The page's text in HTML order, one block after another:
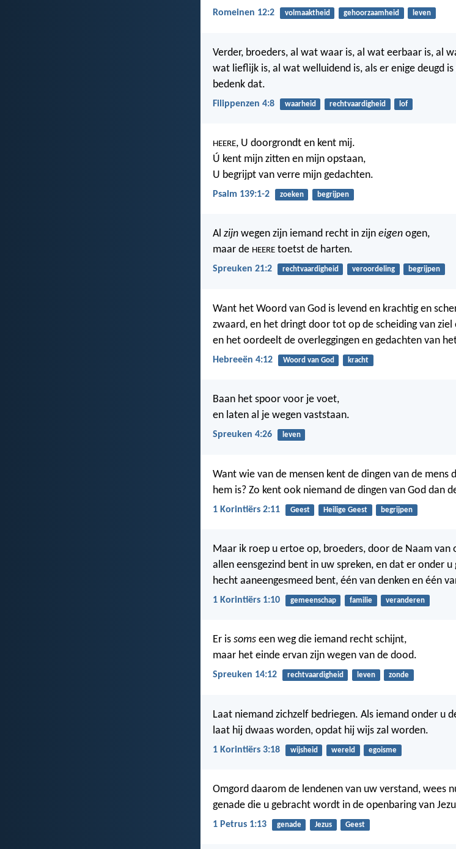
Romeinen 12:2 volmaaktheid gehoorzaamheid leven
Verder, broeders, al wat waar is, al wat eerbaar is, al
wat lieflijk is, al wat welluidend is, als er enige deugd
bedenk dat.
Filippenzen 4:8 waarheid rechtvaardigheid lof
HEERE, U doorgrondt en kent mij.
Ú kent mijn zitten en mijn opstaan,
U begrijpt van verre mijn gedachten.
Psalm 139:1-2 zoeken begrijpen
Al zijn wegen zijn iemand recht in zijn eigen ogen,
maar de HEERE toetst de harten.
Spreuken 21:2 rechtvaardigheid veroordeling begrijpen
Want het Woord van God is levend en krachtig en
zwaard, en het dringt door tot op de scheiding van
en het oordeelt de overleggingen en gedachten van
Hebreeën 4:12 Woord van God kracht
Baan het spoor voor je voet,
en laten al je wegen vaststaan.
Spreuken 4:26 leven
Want wie van de mensen kent de dingen van de mens
hem is? Zo kent ook niemand de dingen van God dan
1 Korintiërs 2:11 Geest Heilige Geest begrijpen
Maar ik roep u ertoe op, broeders, door de Naam van
allen eensgezind bent in uw spreken, en dat er onder
hecht aaneengesmeed bent, één van denken en één
1 Korintiërs 1:10 gemeenschap familie veranderen
Er is soms een weg die iemand recht schijnt,
maar het einde ervan zijn wegen van de dood.
Spreuken 14:12 rechtvaardigheid leven zonde
Laat niemand zichzelf bedriegen. Als iemand onder u
laat hij dwaas worden, opdat hij wijs zal worden.
1 Korintiërs 3:18 wijsheid wereld egoisme
Omgord daarom de lendenen van uw verstand, wees
genade die u gebracht wordt in de openbaring van
1 Petrus 1:13 genade Jezus Geest